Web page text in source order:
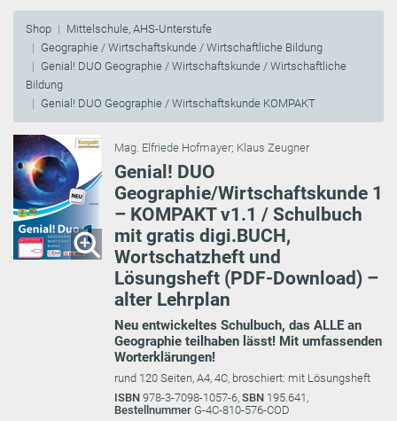
Shop
Mittelschule, AHS-Unterstufe
Geographie / Wirtschaftskunde / Wirtschaftliche Bildung
Genial! DUO Geographie / Wirtschaftskunde / Wirtschaftliche
Bildung
Genial! DUO Geographie / Wirtschaftskunde KOMPAKT
Mag. Elfriede Hofmayer; Klaus Zeugner
Genial! DUO
Geographie/Wirtschaftskunde 1
– KOMPAKT v1.1 / Schulbuch
mit gratis digi.BUCH,
Wortschatzheft und
Lösungsheft (PDF-Download) –
alter Lehrplan
Neu entwickeltes Schulbuch, das ALLE an
Geographie teilhaben lässt! Mit umfassenden
Worterklärungen!
rund 120 Seiten, A4, 4C, broschiert: mit Lösungsheft
ISBN 978-3-7098-1057-6, SBN 195.641,
Bestellnummer G-4C-810-576-COD